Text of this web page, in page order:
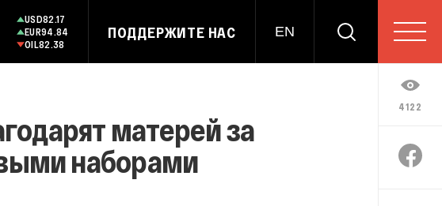
USD82.17
EUR94.84
OIL82.38
ПОДДЕРЖИТЕ НАС EN
4122
матерей за
наборами